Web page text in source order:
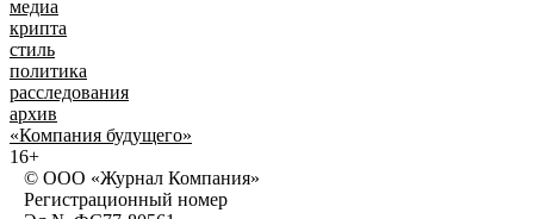
медиа
крипта
стиль
политика
расследования
архив
«Компания будущего»
16+
© ООО «Журнал Компания»
Регистрационный номер